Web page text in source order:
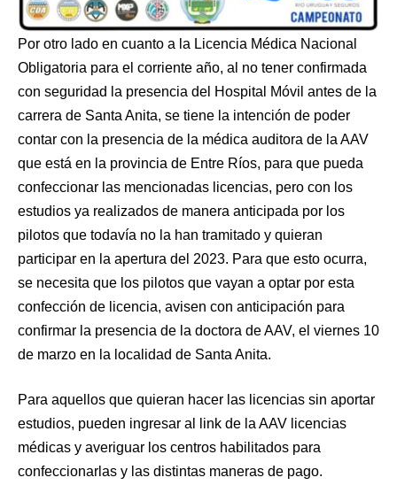
Por otro lado en cuanto a la Licencia Médica Nacional
Obligatoria para el corriente año, al no tener confirmada
con seguridad la presencia del Hospital Móvil antes de la
carrera de Santa Anita, se tiene la intención de poder
contar con la presencia de la médica auditora de la AAV
que está en la provincia de Entre Ríos, para que pueda
confeccionar las mencionadas licencias, pero con los
estudios ya realizados de manera anticipada por los
pilotos que todavía no la han tramitado y quieran
participar en la apertura del 2023. Para que esto ocurra,
se necesita que los pilotos que vayan a optar por esta
confección de licencia, avisen con anticipación para
confirmar la presencia de la doctora de AAV, el viernes 10
de marzo en la localidad de Santa Anita.
Para aquellos que quieran hacer las licencias sin aportar
estudios, pueden ingresar al link de la AAV licencias
médicas y averiguar los centros habilitados para
confeccionarlas y las distintas maneras de pago.